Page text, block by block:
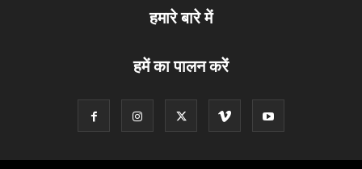
हमारे बारे में
हमें का पालन करें